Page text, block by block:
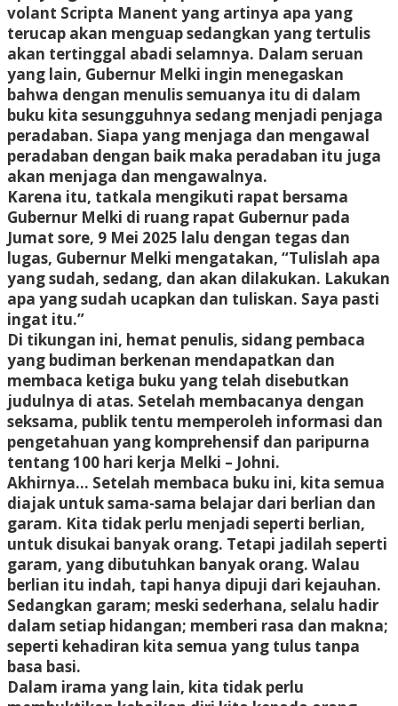
volant Scripta Manent yang artinya apa yang
terucap akan menguap sedangkan yang tertulis
akan tertinggal abadi selamnya. Dalam seruan
yang lain, Gubernur Melki ingin menegaskan
bahwa dengan menulis semuanya itu di dalam
buku kita sesungguhnya sedang menjadi penjaga
peradaban. Siapa yang menjaga dan mengawal
peradaban dengan baik maka peradaban itu juga
akan menjaga dan mengawalnya.
Karena itu, tatkala mengikuti rapat bersama
Gubernur Melki di ruang rapat Gubernur pada
Jumat sore, 9 Mei 2025 lalu dengan tegas dan
lugas, Gubernur Melki mengatakan, “Tulislah apa
yang sudah, sedang, dan akan dilakukan. Lakukan
apa yang sudah ucapkan dan tuliskan. Saya pasti
ingat itu.”
Di tikungan ini, hemat penulis, sidang pembaca
yang budiman berkenan mendapatkan dan
membaca ketiga buku yang telah disebutkan
judulnya di atas. Setelah membacanya dengan
seksama, publik tentu memperoleh informasi dan
pengetahuan yang komprehensif dan paripurna
tentang 100 hari kerja Melki – Johni.
Akhirnya… Setelah membaca buku ini, kita semua
diajak untuk sama-sama belajar dari berlian dan
garam. Kita tidak perlu menjadi seperti berlian,
untuk disukai banyak orang. Tetapi jadilah seperti
garam, yang dibutuhkan banyak orang. Walau
berlian itu indah, tapi hanya dipuji dari kejauhan.
Sedangkan garam; meski sederhana, selalu hadir
dalam setiap hidangan; memberi rasa dan makna;
seperti kehadiran kita semua yang tulus tanpa
basa basi.
Dalam irama yang lain, kita tidak perlu